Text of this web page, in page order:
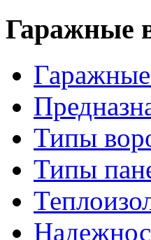
Гаражные
Типы
Типы